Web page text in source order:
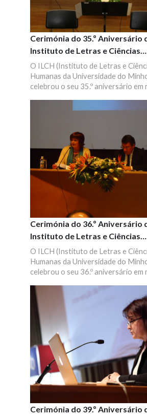
Cerimónia do 35.º Aniversário
Instituto de Letras e Ciências
Humanas
O ILCH (Instituto de Letras e
Humanas da Universidade do
celebrou o seu 35.º aniversário em
Cerimónia do 36.º Aniversário
Instituto de Letras e Ciências
Humanas
O ILCH (Instituto de Letras e
Humanas da Universidade do
celebrou o seu 36.º aniversário em
Gualtar, em Braga.
Cerimónia do 39.º Aniversário